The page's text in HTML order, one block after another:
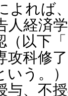
よれば
人経済
（以下
攻科修
いう。
与、不